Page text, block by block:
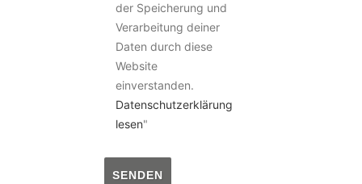
der Speicherung und
Verarbeitung deiner
Daten durch diese
Website
einverstanden.
Datenschutzerklärung
lesen"